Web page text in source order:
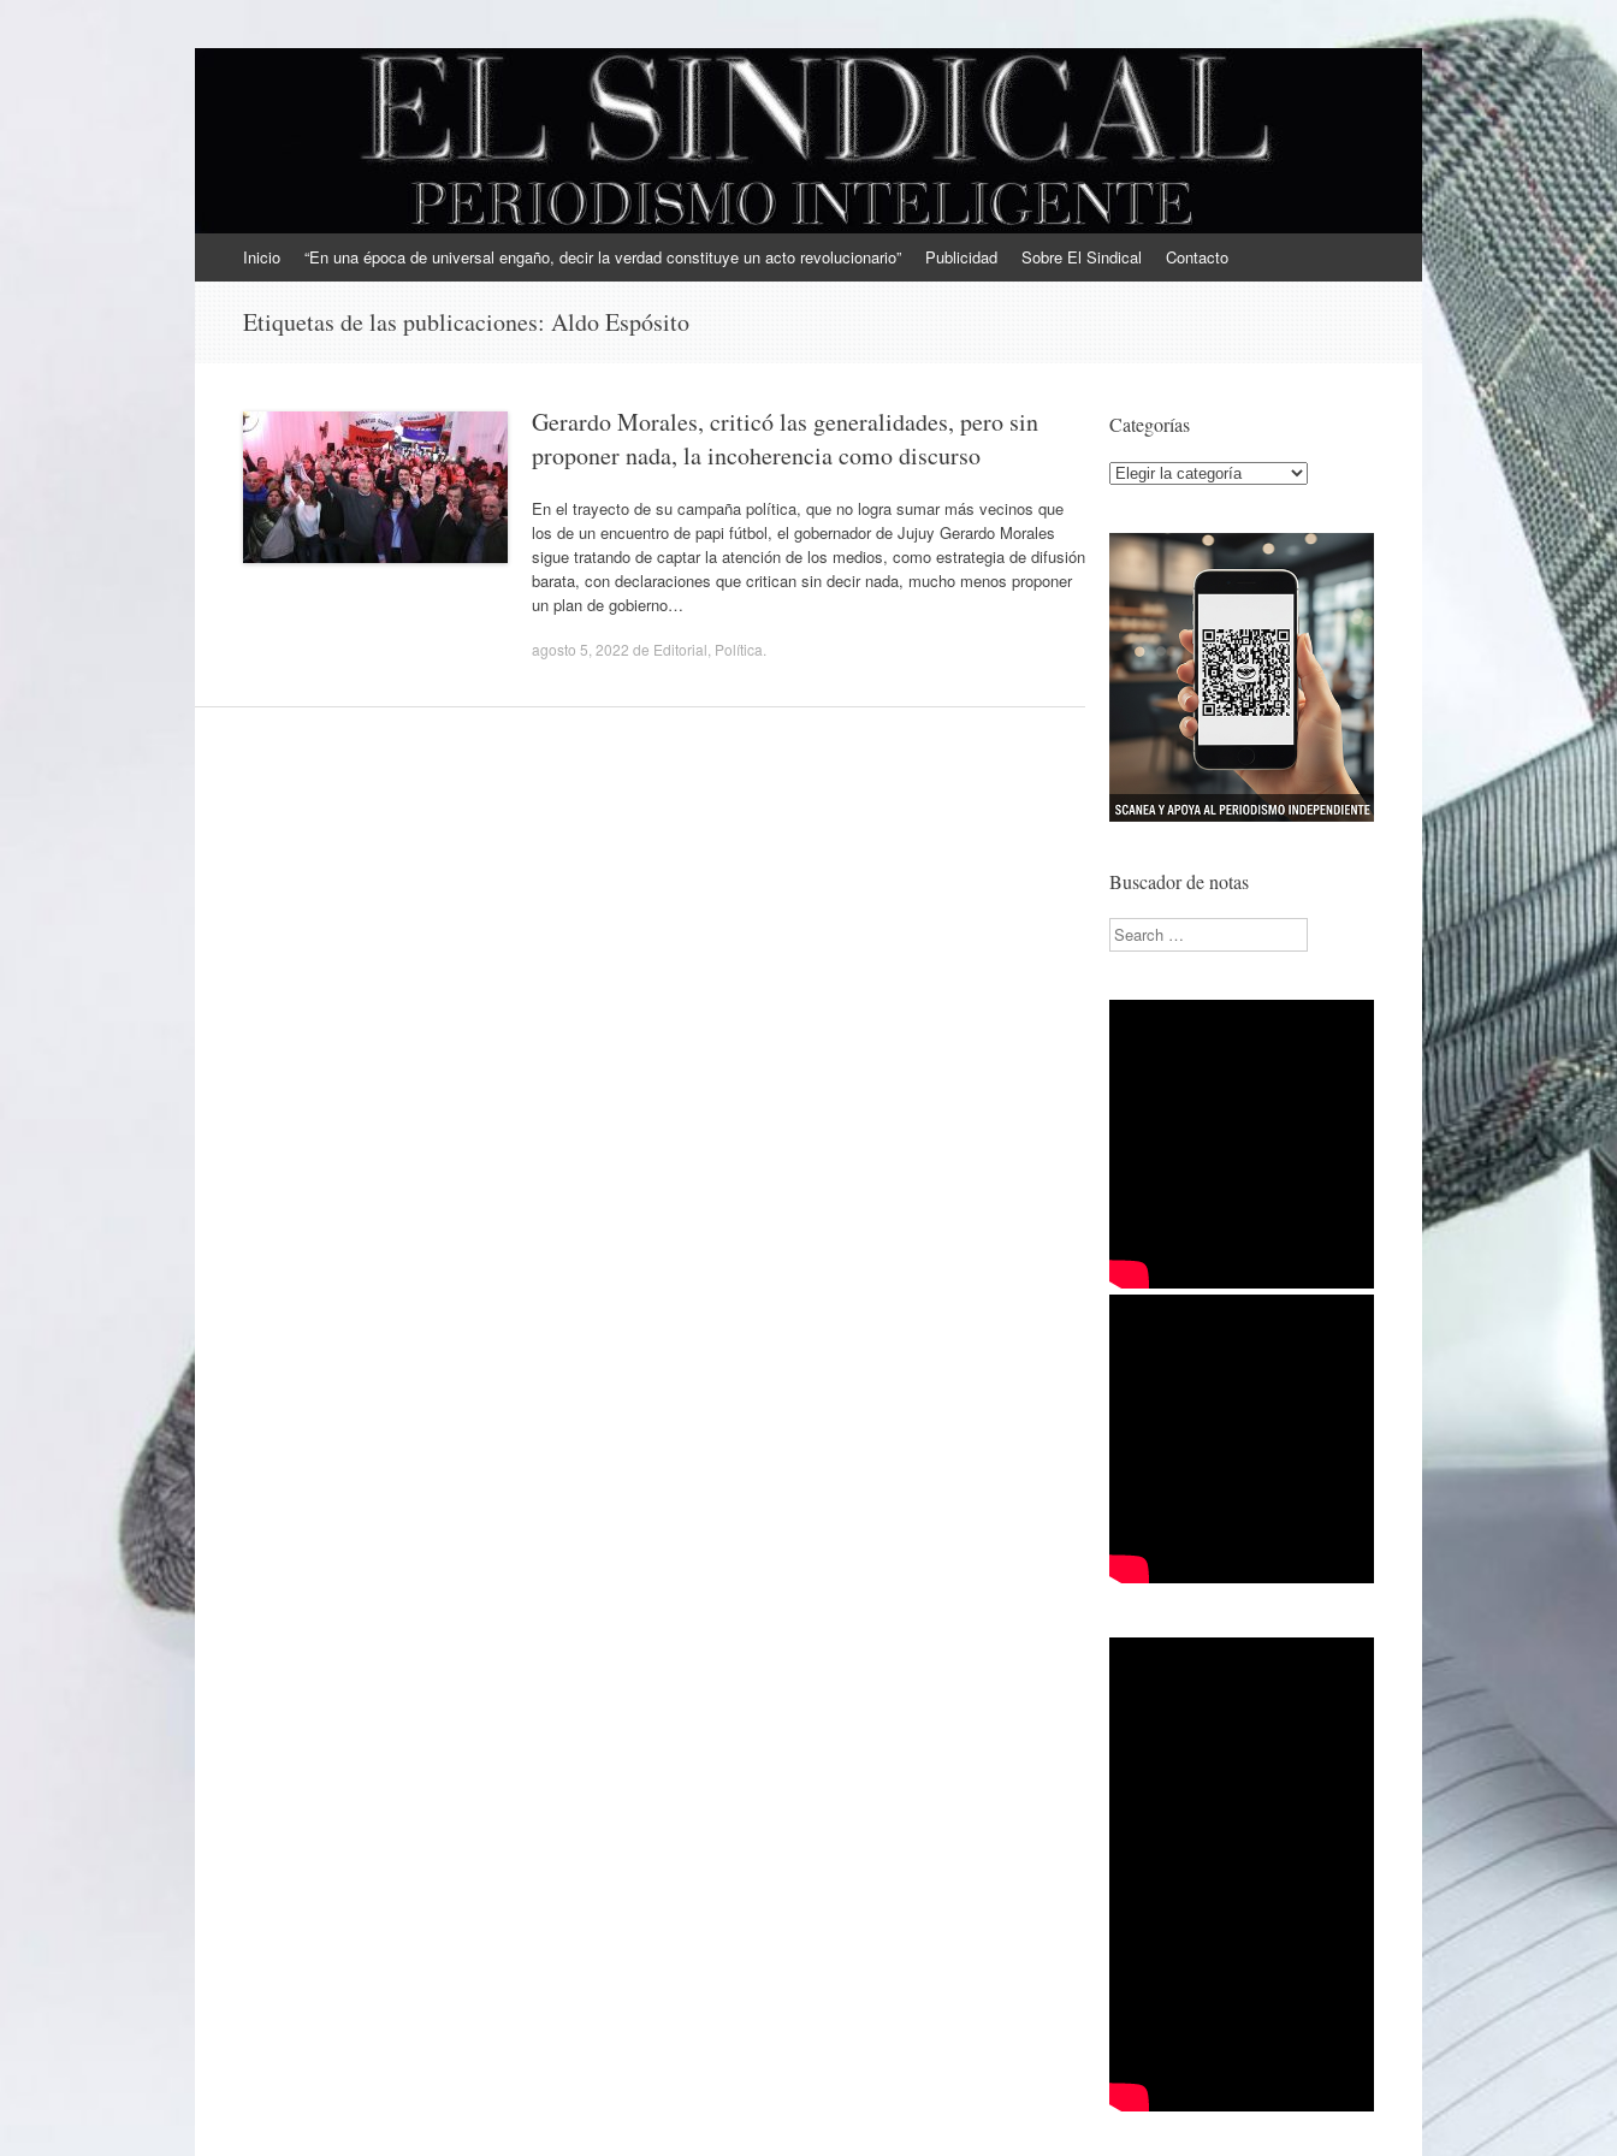
EL SINDICAL
Periodismo Inteligente
al
Inicio “En una época de universal engaño, decir la verdad constituye un acto revolucionario” Publicidad Sobre El Sindical Contacto
Etiquetas de las publicaciones: Aldo Espósito
Gerardo Morales, criticó las generalidades, pero sin
proponer nada, la incoherencia como discurso
En el trayecto de su campaña política, que no logra sumar más vecinos que
los de un encuentro de papi fútbol, el gobernador de Jujuy Gerardo Morales
sigue tratando de captar la atención de los medios, como estrategia de difusión
barata, con declaraciones que critican sin decir nada, mucho menos proponer
un plan de gobierno…
agosto 5, 2022 de Editorial Política
Categorías
Categorías
Buscador de notas
Search